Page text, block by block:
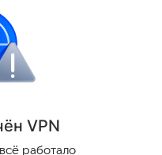
Поделиться
ён VPN
работало